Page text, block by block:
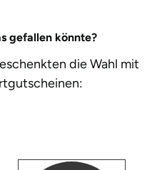
gefallen könnte?
die Wahl mit